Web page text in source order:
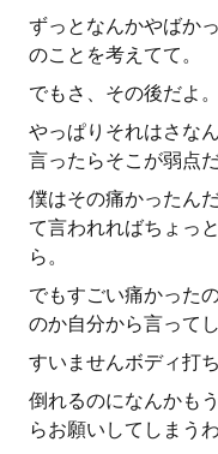
ずっとなんかやばか
のことを考えてて。
でもさ、その後だよ。
やっぱりそれはさな
言ったらそこが弱点
僕はその痛かったん
て言われればちょっ
ら。
でもすごい痛かった
のか自分から言って
すいませんボディ打
倒れるのになんかも
らお願いしてしまうわ